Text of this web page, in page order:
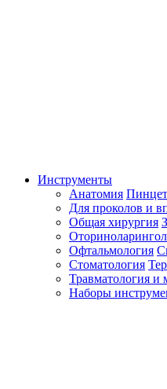
Инструменты
Анатомия
Для проколов и
Общая хирургия
Офтальмология
Стоматология
Травматология и
Наборы